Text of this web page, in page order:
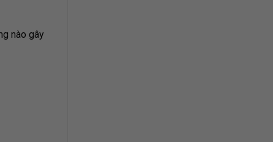
nào gây